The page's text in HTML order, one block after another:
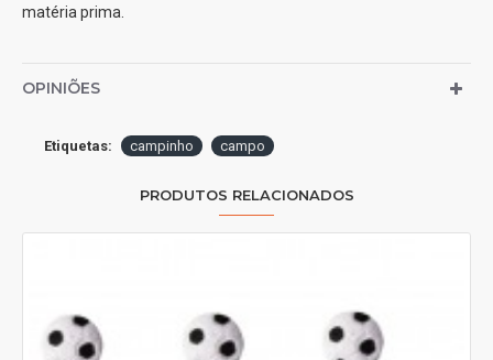
matéria prima.
OPINIÕES
Etiquetas: campinho campo
PRODUTOS RELACIONADOS